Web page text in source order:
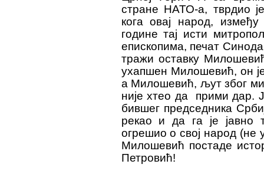
стране НАТО-а, тврдио
кога овај народ,
године тај исти
епископима, печат
тражи оставку
ухапшен Милошевић, он
а Милошевић, љут због
није хтео да прими дар.
бившег председника
рекао и да га је
огрешио о свој народ (не
Милошевић постаде
Петровић!